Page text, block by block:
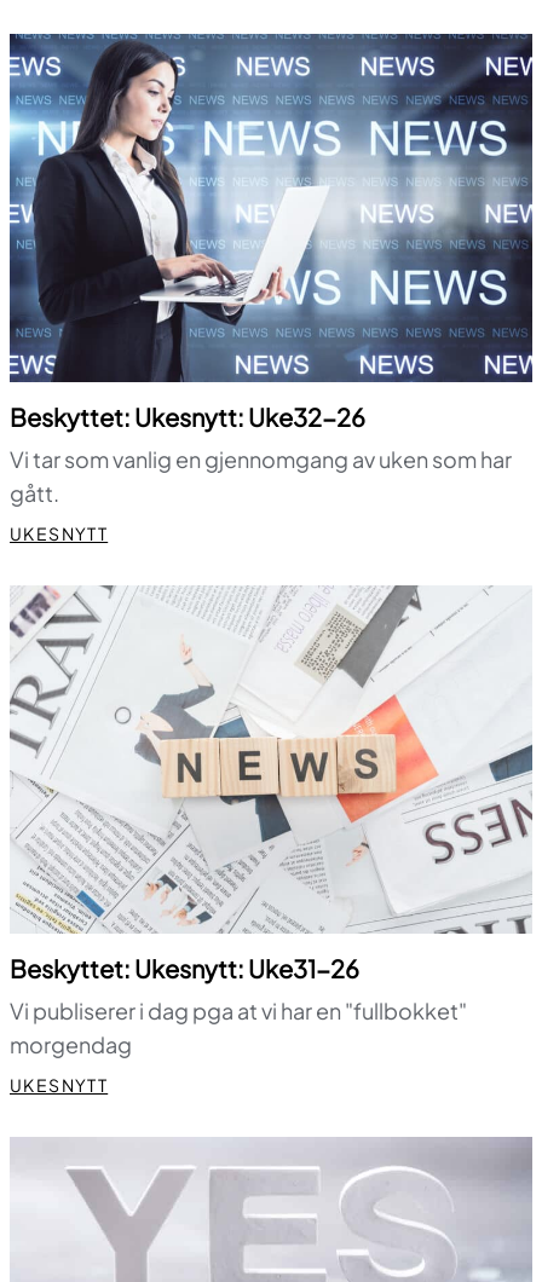
Beskyttet: Ukesnytt: Uke32-26
Vi tar som vanlig en gjennomgang av uken som har
gått.
UKESNYTT
Beskyttet: Ukesnytt: Uke31-26
Vi publiserer i dag pga at vi har en "fullbokket"
morgendag
UKESNYTT